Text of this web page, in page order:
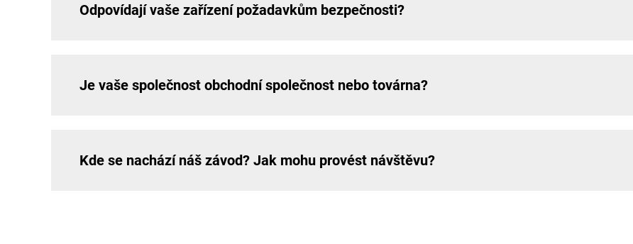
Odpovídají vaše zařízení požadavkům bezpečnosti?
Je vaše společnost obchodní společnost nebo továrna?
Kde se nachází náš závod? Jak mohu provést návštěvu?